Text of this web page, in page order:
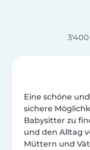
Eine schöne und
sichere
Babysitter zu
und den Alltag
Müttern und